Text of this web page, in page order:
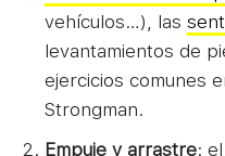
vehículos…), las
levantamientos de
ejercicios comunes
Strongman.
Empuje y arrastre: